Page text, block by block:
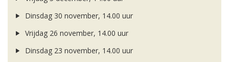
Dinsdag 30 november, 14.00 uur
Vrijdag 26 november, 14.00 uur
Dinsdag 23 november, 14.00 uur